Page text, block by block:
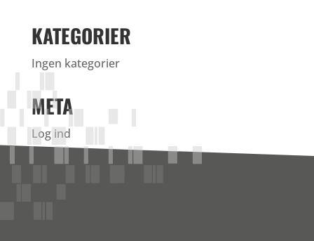
KATEGORIER
Ingen kategorier
META
Log ind